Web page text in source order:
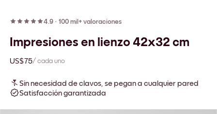
4.9 · 100 mil+ valoraciones
Impresiones en lienzo 42x32 cm
US$75/ cada uno
Sin necesidad de clavos, se pegan a cualquier pared
Satisfacción garantizada